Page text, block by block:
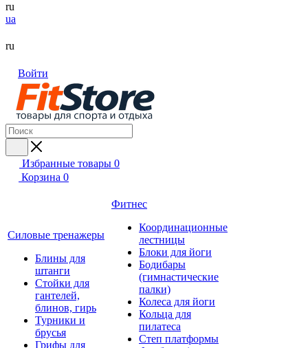
ru
ua
ru
Войти
Избранные товары 0
Корзина 0
Силовые тренажеры
Блины для
штанги
Стойки для
гантелей,
блинов, гирь
Турники и
брусья
Грифы для
Фитнес
Координационные
лестницы
Блоки для йоги
Бодибары
(гимнастические
палки)
Колеса для йоги
Кольца для
пилатеса
Степ платформы